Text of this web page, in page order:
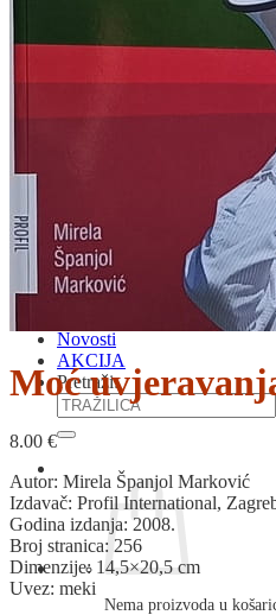
PSIHOLOGIJA,
ALTERNATIVA
RAZNO
OD RJEČNIKA
RJEČNICI,
TEHNIČKE
TEORIJA I
VEDUTE
ZAGREB
ZEMLJOVIDI
Otkup knjiga
Novosti
AKCIJA
Pretraži:
Nema proizvoda u
Moć
8.00 €
Autor: Mirela Španjol Marković
Izdavač: Profil International,
Godina izdanja: 2008.
Broj stranica: 256
Dimenzije: 14,5×20,5 cm
Uvez: meki